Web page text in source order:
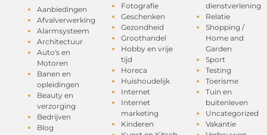
Aanbiedingen
Afvalverwerking
Alarmsysteem
Architectuur
Auto's en
Motoren
Banen en
opleidingen
Beauty en
verzorging
Bedrijven
Blog
Fotografie
Geschenken
Gezondheid
Groothandel
Hobby en vrije
tijd
Horeca
Huishoudelijk
Internet
Internet
marketing
Kinderen
dienstverlening
Relatie
Shopping /
Home and
Garden
Sport
Testing
Toerisme
Tuin en
buitenleven
Uncategorized
Vakantie